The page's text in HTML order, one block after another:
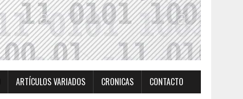
ARTÍCULOS VARIADOS CRONICAS CONTACTO